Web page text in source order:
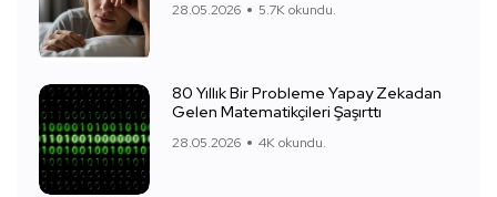
28.05.2026 5.7K okundu.
80 Yıllık Bir Probleme Yapay Zekadan
Gelen Matematikçileri Şaşırttı
28.05.2026 4K okundu.